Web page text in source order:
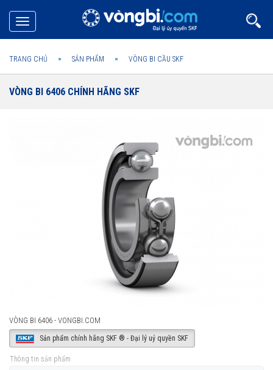
Toggle
navigation
TRANG CHỦ SẢN PHẨM VÒNG BI CẦU SKF
VÒNG BI 6406 CHÍNH HÃNG SKF
VÒNG BI 6406 - VONGBI.COM
Sản phẩm chính hãng SKF ® - Đại lý uỷ quyền SKF
Thông tin sản phẩm